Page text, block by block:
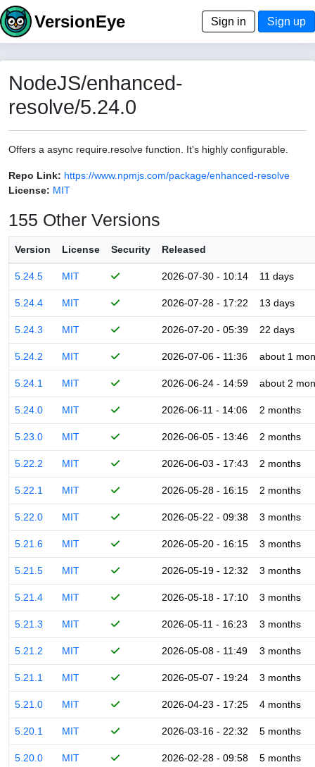
VersionEye Sign in Sign up
NodeJS/enhanced-
resolve/5.24.0
Offers a async require.resolve function. It's highly configurable.
Repo Link: https://www.npmjs.com/package/enhanced-resolve
License: MIT
155 Other Versions
Version License Security Released
5.24.5 MIT 2026-07-30 - 10:14 11 days
5.24.4 MIT 2026-07-28 - 17:22 13 days
5.24.3 MIT 2026-07-20 - 05:39 22 days
5.24.2 MIT 2026-07-06 - 11:36 about 1
5.24.1 MIT 2026-06-24 - 14:59 about 2
5.24.0 MIT 2026-06-11 - 14:06 2 months
5.23.0 MIT 2026-06-05 - 13:46 2 months
5.22.2 MIT 2026-06-03 - 17:43 2 months
5.22.1 MIT 2026-05-28 - 16:15 2 months
5.22.0 MIT 2026-05-22 - 09:38 3 months
5.21.6 MIT 2026-05-20 - 16:15 3 months
5.21.5 MIT 2026-05-19 - 12:32 3 months
5.21.4 MIT 2026-05-18 - 17:10 3 months
5.21.3 MIT 2026-05-11 - 16:23 3 months
5.21.2 MIT 2026-05-08 - 11:49 3 months
5.21.1 MIT 2026-05-07 - 19:24 3 months
5.21.0 MIT 2026-04-23 - 17:25 4 months
5.20.1 MIT 2026-03-16 - 22:32 5 months
5.20.0 MIT 2026-02-28 - 09:58 5 months